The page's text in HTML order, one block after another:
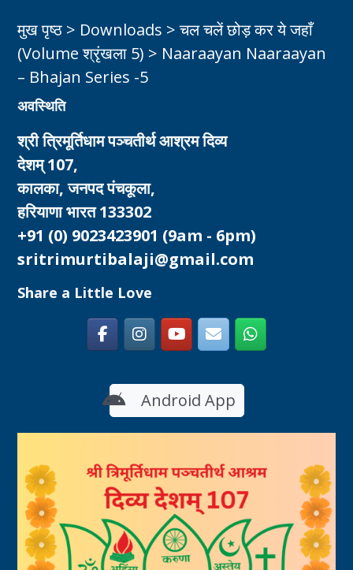
मुख पृष्ठ > Downloads >चल चलें छोड़ कर ये जहाँ
(Volume श्रृंखला 5) > Naaraayan Naaraayan
– Bhajan Series -5
अवस्थिति
श्री त्रिमूर्तिधाम पञ्चतीर्थ आश्रम दिव्य
देशम् 107,
कालका, जनपद पंचकूला,
हरियाणा भारत 133302
+91 (0) 9023423901 (9am - 6pm)
sritrimurtibalaji@gmail.com
Share a Little Love
Android App